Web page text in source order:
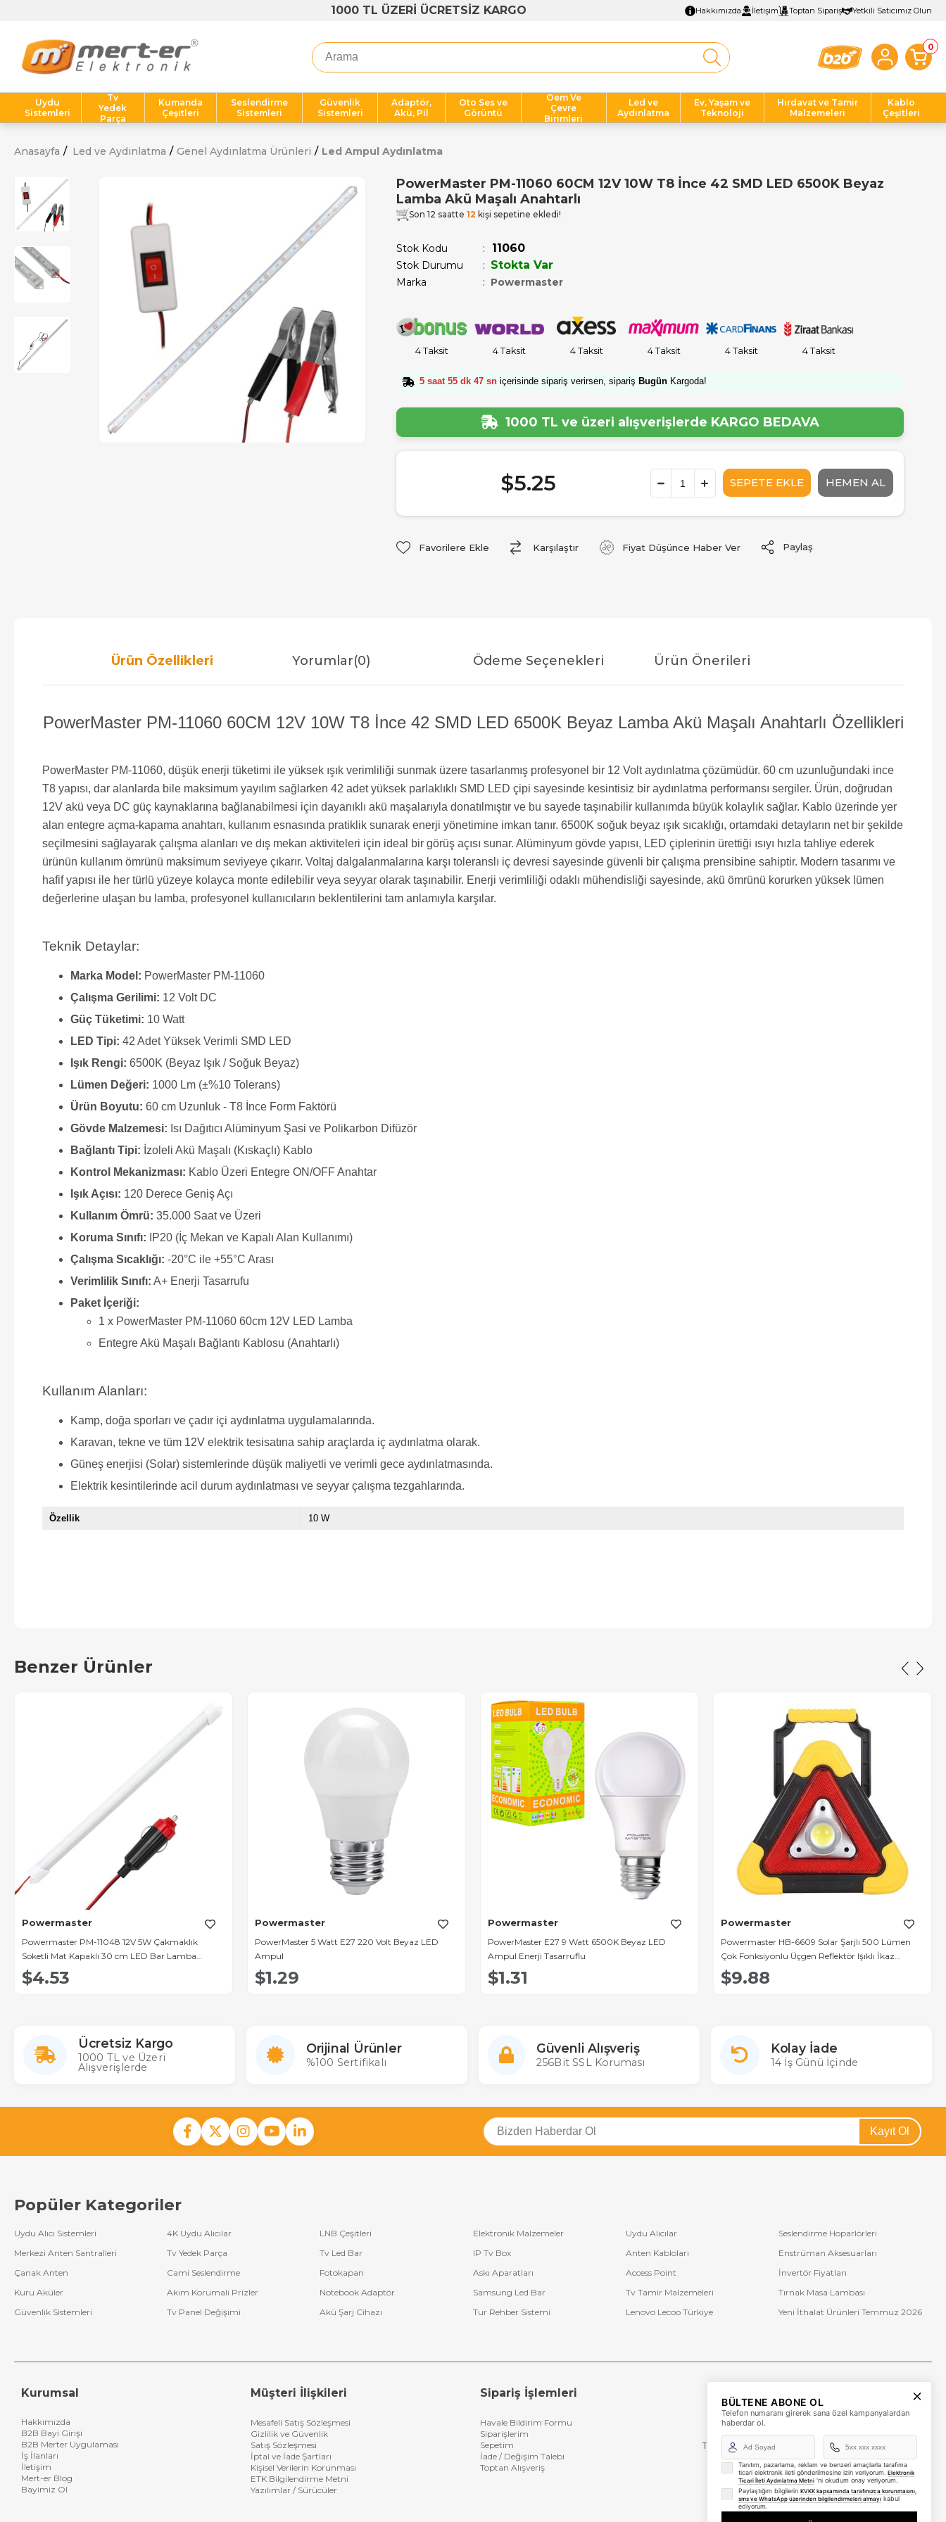
1000 TL ÜZERİ ÜCRETSİZ KARGO Hakkımızda İletişim Toptan Sipariş Yetkili Satıcımız Olun
0
Uydu
Sistemleri
Tv
Yedek
Parça
Kumanda
Çeşitleri
Seslendirme
Sistemleri
Güvenlik
Sistemleri
Adaptör,
Akü, Pil
Oto Ses ve
Görüntü
Oem Ve
Çevre
Birimleri
Led ve
Aydınlatma
Ev, Yaşam ve
Teknoloji
Hırdavat ve Tamir
Malzemeleri
Kablo
Çeşitleri
Anasayfa Led ve Aydınlatma Genel Aydınlatma Ürünleri Led Ampul Aydınlatma
PowerMaster PM-11060 60CM 12V 10W T8 İnce 42 SMD LED 6500K Beyaz
Lamba Akü Maşalı Anahtarlı
Son 12 saatte 12 kişi sepetine ekledi!
Stok Kodu 11060
Stok Durumu : Stokta Var
Marka : Powermaster
4 Taksit 4 Taksit 4 Taksit 4 Taksit 4 Taksit 4 Taksit
5 saat 55 dk 46 sn içerisinde sipariş verirsen, sipariş Bugün Kargoda!
1000 TL ve üzeri alışverişlerde KARGO BEDAVA
$5.25
Favorilere Ekle Karşılaştır Fiyat Düşünce Haber Ver Paylaş
Ürün Özellikleri Yorumlar(0) Ödeme Seçenekleri Ürün Önerileri
PowerMaster PM-11060 60CM 12V 10W T8 İnce 42 SMD LED 6500K Beyaz Lamba Akü Maşalı Anahtarlı Özellikleri
PowerMaster PM-11060, düşük enerji tüketimi ile yüksek ışık verimliliği sunmak üzere tasarlanmış profesyonel bir 12 Volt aydınlatma çözümüdür. 60 cm uzunluğundaki ince
T8 yapısı, dar alanlarda bile maksimum yayılım sağlarken 42 adet yüksek parlaklıklı SMD LED çipi sayesinde kesintisiz bir aydınlatma performansı sergiler. Ürün, doğrudan
12V akü veya DC güç kaynaklarına bağlanabilmesi için dayanıklı akü maşalarıyla donatılmıştır ve bu sayede taşınabilir kullanımda büyük kolaylık sağlar. Kablo üzerinde yer
alan entegre açma-kapama anahtarı, kullanım esnasında pratiklik sunarak enerji yönetimine imkan tanır. 6500K soğuk beyaz ışık sıcaklığı, ortamdaki detayların net bir şekilde
seçilmesini sağlayarak çalışma alanları ve dış mekan aktiviteleri için ideal bir görüş açısı sunar. Alüminyum gövde yapısı, LED çiplerinin ürettiği ısıyı hızla tahliye ederek
ürünün kullanım ömrünü maksimum seviyeye çıkarır. Voltaj dalgalanmalarına karşı toleranslı iç devresi sayesinde güvenli bir çalışma prensibine sahiptir. Modern tasarımı ve
hafif yapısı ile her türlü yüzeye kolayca monte edilebilir veya seyyar olarak taşınabilir. Enerji verimliliği odaklı mühendisliği sayesinde, akü ömrünü korurken yüksek lümen
değerlerine ulaşan bu lamba, profesyonel kullanıcıların beklentilerini tam anlamıyla karşılar.
Teknik Detaylar:
Marka Model: PowerMaster PM-11060
Çalışma Gerilimi: 12 Volt DC
Güç Tüketimi: 10 Watt
LED Tipi: 42 Adet Yüksek Verimli SMD LED
Işık Rengi: 6500K (Beyaz Işık / Soğuk Beyaz)
Lümen Değeri: 1000 Lm (±%10 Tolerans)
Ürün Boyutu: 60 cm Uzunluk - T8 İnce Form Faktörü
Gövde Malzemesi: Isı Dağıtıcı Alüminyum Şasi ve Polikarbon Difüzör
Bağlantı Tipi: İzoleli Akü Maşalı (Kıskaçlı) Kablo
Kontrol Mekanizması: Kablo Üzeri Entegre ON/OFF Anahtar
Işık Açısı: 120 Derece Geniş Açı
Kullanım Ömrü: 35.000 Saat ve Üzeri
Koruma Sınıfı: IP20 (İç Mekan ve Kapalı Alan Kullanımı)
Çalışma Sıcaklığı: -20°C ile +55°C Arası
Verimlilik Sınıfı: A+ Enerji Tasarrufu
Paket İçeriği:
1 x PowerMaster PM-11060 60cm 12V LED Lamba
Entegre Akü Maşalı Bağlantı Kablosu (Anahtarlı)
Kullanım Alanları:
Kamp, doğa sporları ve çadır içi aydınlatma uygulamalarında.
Karavan, tekne ve tüm 12V elektrik tesisatına sahip araçlarda iç aydınlatma olarak.
Güneş enerjisi (Solar) sistemlerinde düşük maliyetli ve verimli gece aydınlatmasında.
Elektrik kesintilerinde acil durum aydınlatması ve seyyar çalışma tezgahlarında.
Özellik 10 W
Benzer Ürünler
Powermaster
Powermaster PM-11048 12V 5W Çakmaklık
Soketli Mat Kapaklı 30 cm LED Bar Lamba
(6500K Beyaz)
$4.53
Powermaster
PowerMaster 5 Watt E27 220 Volt Beyaz LED
Ampul
$1.29
Powermaster
PowerMaster E27 9 Watt 6500K Beyaz LED
Ampul Enerji Tasarruflu
$1.31
Powermaster
Powermaster HB-6609 Solar Şarjlı 500 Lümen
Çok Fonksiyonlu Üçgen Reflektör Işıklı İkaz
Lambası
$9.88
Ücretsiz Kargo
1000 TL ve Üzeri
Alışverişlerde
Orijinal Ürünler
%100 Sertifikalı
Güvenli Alışveriş
256Bit SSL Koruması
Kolay İade
14 İş Günü İçinde
Kayıt Ol
Popüler Kategoriler
Uydu Alıcı Sistemleri 4K Uydu Alıcılar LNB Çeşitleri Elektronik Malzemeler Uydu Alıcılar
Seslendirme Hoparlörleri
Merkezi Anten Santralleri
Tv Yedek Parça Tv Led Bar IP Tv Box Anten Kabloları
Enstrüman Aksesuarları
Çanak Anten
Cami Seslendirme Fotokapan Askı Aparatları Access Point
İnvertör Fiyatları
Kuru Aküler
Akım Korumalı Prizler Notebook Adaptör Samsung Led Bar Tv Tamir Malzemeleri
Tırnak Masa Lambası
Güvenlik Sistemleri
Tv Panel Değişimi Akü Şarj Cihazı Tur Rehber Sistemi Lenovo Lecoo Türkiye Yeni İthalat Ürünleri Temmuz 2026
Kurumsal
Hakkımızda
B2B Bayi Girişi
B2B Merter Uygulaması
İş İlanları
İletişim
Mert-er Blog
Bayimiz Ol
Müşteri İlişkileri
Mesafeli Satış Sözleşmesi
Gizlilik ve Güvenlik
Satış Sözleşmesi
İptal ve İade Şartları
Kişisel Verilerin Korunması
ETK Bilgilendirme Metni
Yazılımlar / Sürücüler
Sipariş İşlemleri
Havale Bildirim Formu
Siparişlerim
Sepetim
İade / Değişim Talebi
Toptan Alışveriş
+90 (850) 473 08 08
Tevfik Bey Mah. Dr. Ali Demir Cd. No:51 Kat:2 Kobi İş
Merkezi
Küçükçekmece / İstanbul
BÜLTENE ABONE OL
Telefon numaranı girerek sana özel kampanyalardan
haberdar ol.
Tanıtım, pazarlama, reklam ve benzeri amaçlarla tarafıma
ticari elektronik ileti gönderilmesine izin veriyorum. Elektronik
Ticari İleti Aydınlatma Metni 'ni okudum onay veriyorum.
Paylaştığım bilgilerin KVKK kapsamında tarafınızca korunmasını,
sms ve WhatsApp üzerinden bilgilendirmeleri almayı kabul
ediyorum.